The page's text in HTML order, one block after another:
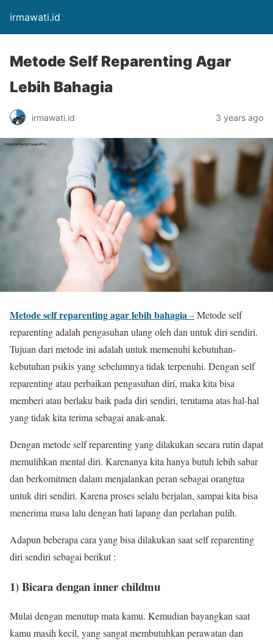
irmawati.id
Metode Self Reparenting Agar
Lebih Bahagia
irmawati.id 3 years ago
Metode self reparenting agar lebih bahagia–Metode self
reparenting adalah pengasuhan ulang oleh dan untuk diri sendiri.
Tujuan dari metode ini adalah untuk memenuhi kebutuhan-
kebutuhan psikis yang sebelumnya tidak terpenuhi. Dengan self
reparenting atau perbaikan pengasuhan diri, maka kita bisa
memberi atau berlaku baik pada diri sendiri, terutama atas hal-hal
yang tidak kita terima sebagai anak-anak.
Dengan metode self reparenting yang dilakukan secara rutin dapat
memulihkan mental diri. Karenanya kita hanya butuh lebih sabar
dan berkomitmen dalam menjalankan peran sebagai orangtua
untuk diri sendiri. Karena proses selalu berjalan, sampai kita bisa
menerima masa lalu dengan hati lapang dan perlahan pulih.
Adapun beberapa cara yang bisa dilakukan saat self reparenting
diri sendiri sebagai berikut :
1) Bicara dengan inner childmu
Mulai dengan menutup mata kamu. Kemudian bayangkan saat
kamu masih kecil, yang sangat membutuhkan perawatan dan